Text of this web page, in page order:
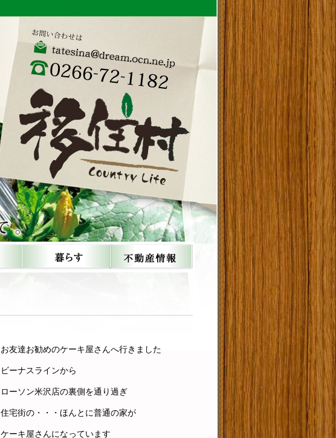
お友達お勧めのケーキ屋さんへ行きました
ビーナスラインから
ローソン米沢店の裏側を通り過ぎ
住宅街の・・・ほんとに普通の家が
ケーキ屋さんになっています